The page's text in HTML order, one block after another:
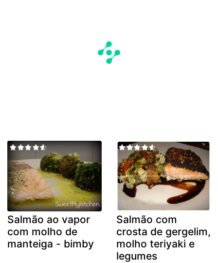
Salmão ao vapor
com molho de
manteiga - bimby
Salmão com
crosta de gergelim,
molho teriyaki e
legumes